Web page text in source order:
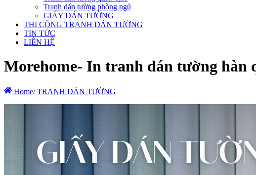
Tranh dán tường phòng ngủ
GIẤY DÁN TƯỜNG
THI CÔNG TRANH DÁN TƯỜNG
TIN TỨC
LIÊN HỆ
Morehome- In tranh dán tường hàn
Home/ TRANH DÁN TƯỜNG